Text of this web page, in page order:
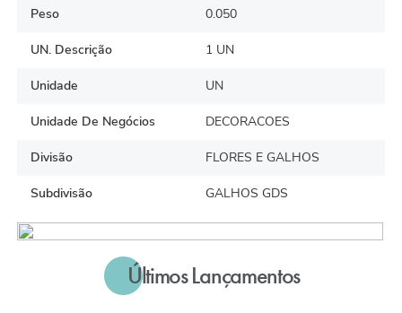
Peso 0.050
UN. Descrição 1 UN
Unidade UN
Unidade De Negócios DECORACOES
Divisão FLORES E GALHOS
Subdivisão GALHOS GDS
Últimos Lançamentos